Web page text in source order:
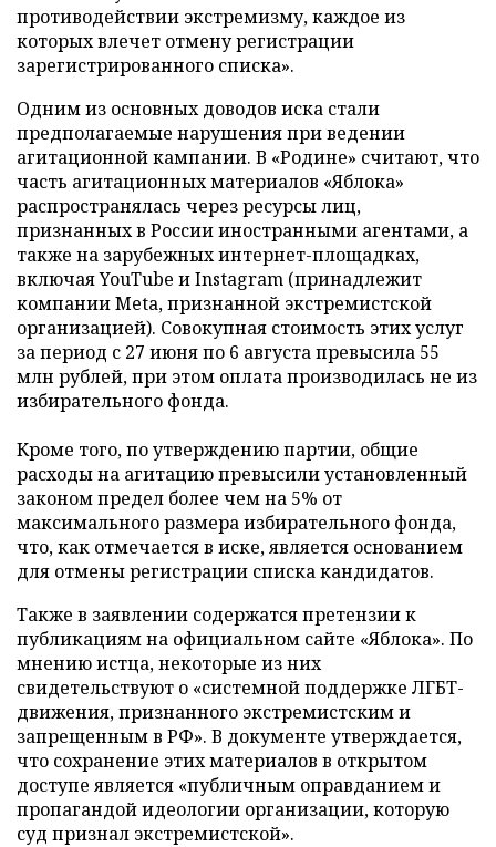
противодействии экстремизму, каждое из
которых влечет отмену регистрации
зарегистрированного списка».
Одним из основных доводов иска стали
предполагаемые нарушения при ведении
агитационной кампании. В «Родине» считают, что
часть агитационных материалов «Яблока»
распространялась через ресурсы лиц,
признанных в России иностранными агентами, а
также на зарубежных интернет-площадках,
включая YouTube и Instagram (принадлежит
компании Meta, признанной экстремистской
организацией). Совокупная стоимость этих услуг
за период с 27 июня по 6 августа превысила 55
млн рублей, при этом оплата производилась не из
избирательного фонда.
Кроме того, по утверждению партии, общие
расходы на агитацию превысили установленный
законом предел более чем на 5% от
максимального размера избирательного фонда,
что, как отмечается в иске, является основанием
для отмены регистрации списка кандидатов.
Также в заявлении содержатся претензии к
публикациям на официальном сайте «Яблока». По
мнению истца, некоторые из них
свидетельствуют о «системной поддержке ЛГБТ-
движения, признанного экстремистским и
запрещенным в РФ». В документе утверждается,
что сохранение этих материалов в открытом
доступе является «публичным оправданием и
пропагандой идеологии организации, которую
суд признал экстремистской».